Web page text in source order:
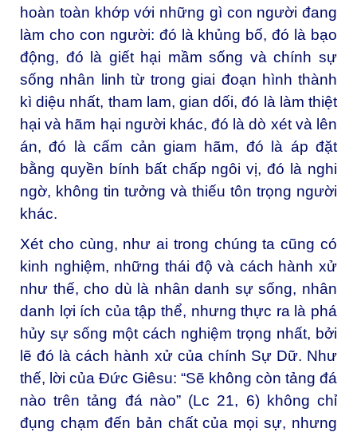
hoàn toàn khớp với những gì con người đang
làm cho con người: đó là khủng bố, đó là bạo
động, đó là giết hại mầm sống và chính sự
sống nhân linh từ trong giai đoạn hình thành
kì diệu nhất, tham lam, gian dối, đó là làm thiệt
hại và hãm hại người khác, đó là dò xét và lên
án, đó là cấm cản giam hãm, đó là áp đặt
bằng quyền bính bất chấp ngôi vị, đó là nghi
ngờ, không tin tưởng và thiếu tôn trọng người
khác.
Xét cho cùng, như ai trong chúng ta cũng có
kinh nghiệm, những thái độ và cách hành xử
như thế, cho dù là nhân danh sự sống, nhân
danh lợi ích của tập thể, nhưng thực ra là phá
hủy sự sống một cách nghiệm trọng nhất, bởi
lẽ đó là cách hành xử của chính Sự Dữ. Như
thế, lời của Đức Giêsu: “Sẽ không còn tảng đá
nào trên tảng đá nào” (Lc 21, 6) không chỉ
đụng chạm đến bản chất của mọi sự, nhưng